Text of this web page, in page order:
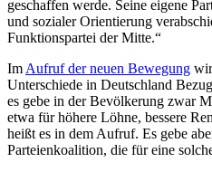
geschaffen werde. Seine eigene
und sozialer Orientierung
Funktionspartei der Mitte.“
Im Aufruf der neuen Bewegung
Unterschiede in Deutschland
es gebe in der Bevölkerung zwar
etwa für höhere Löhne, bessere
heißt es in dem Aufruf. Es gebe
Parteienkoalition, die für eine